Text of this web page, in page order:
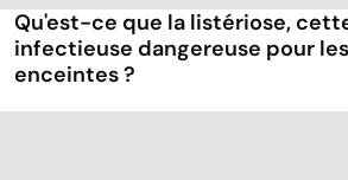
Qu'est-ce que la listériose,
infectieuse dangereuse pour
enceintes ?